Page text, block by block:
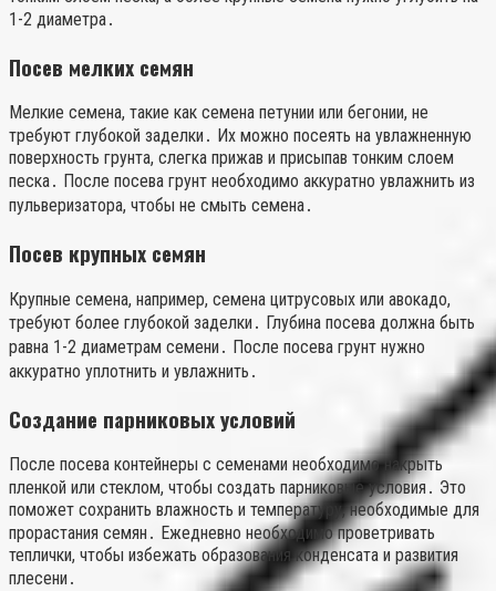
1-2 диаметра․
Посев мелких семян
Мелкие семена, такие как семена петунии или бегонии, не
требуют глубокой заделки․ Их можно посеять на увлажненную
поверхность грунта, слегка прижав и присыпав тонким слоем
песка․ После посева грунт необходимо аккуратно увлажнить из
пульверизатора, чтобы не смыть семена․
Посев крупных семян
Крупные семена, например, семена цитрусовых или авокадо,
требуют более глубокой заделки․ Глубина посева должна быть
равна 1-2 диаметрам семени․ После посева грунт нужно
аккуратно уплотнить и увлажнить․
Создание парниковых условий
После посева контейнеры с семенами необходимо накрыть
пленкой или стеклом, чтобы создать парниковые условия․ Это
поможет сохранить влажность и температуру, необходимые для
прорастания семян․ Ежедневно необходимо проветривать
теплички, чтобы избежать образования конденсата и развития
плесени․